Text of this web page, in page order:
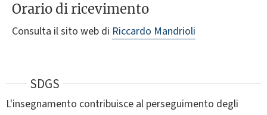
Orario di ricevimento
Consulta il sito web di Riccardo Mandrioli
SDGS
L'insegnamento contribuisce al perseguimento degli